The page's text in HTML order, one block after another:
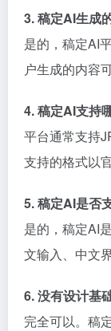
3. 稿定AI生成
是的，稿定AI
户生成的内容
4. 稿定AI支持
平台通常支持
支持的格式以
5. 稿定AI是否
是的，稿定AI
文输入、中文
6. 没有设计基
完全可以。稿